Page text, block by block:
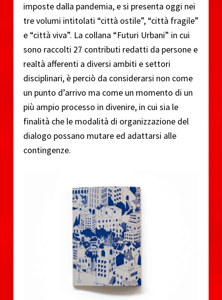
imposte dalla pandemia, e si presenta oggi nei
tre volumi intitolati “città ostile”, “città fragile”
e “città viva”. La collana “Futuri Urbani” in cui
sono raccolti 27 contributi redatti da persone e
realtà afferenti a diversi ambiti e settori
disciplinari, è perciò da considerarsi non come
un punto d’arrivo ma come un momento di un
più ampio processo in divenire, in cui sia le
finalità che le modalità di organizzazione del
dialogo possano mutare ed adattarsi alle
contingenze.